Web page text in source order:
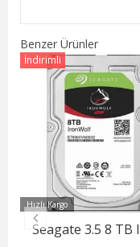
Benzer Ürünler
Hızlı Kargo
İndirimli